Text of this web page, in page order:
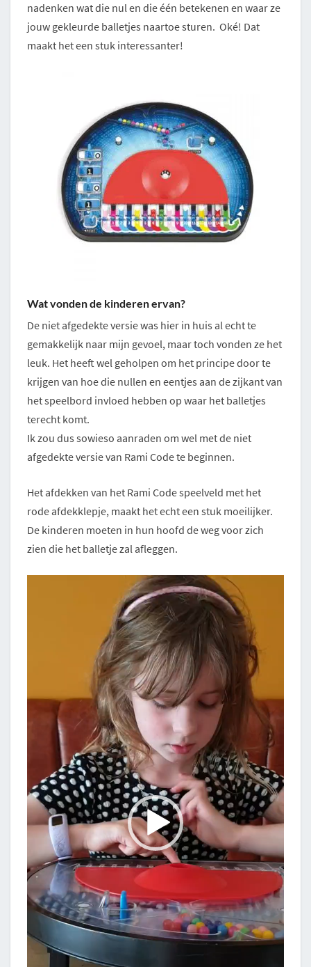
nadenken wat die nul en die één betekenen en waar ze
jouw gekleurde balletjes naartoe sturen. Oké! Dat
maakt het een stuk interessanter!
Wat vonden de kinderen ervan?
De niet afgedekte versie was hier in huis al echt te
gemakkelijk naar mijn gevoel, maar toch vonden ze het
leuk. Het heeft wel geholpen om het principe door te
krijgen van hoe die nullen en eentjes aan de zijkant van
het speelbord invloed hebben op waar het balletjes
terecht komt.
Ik zou dus sowieso aanraden om wel met de niet
afgedekte versie van Rami Code te beginnen.
Het afdekken van het Rami Code speelveld met het
rode afdekklepje, maakt het echt een stuk moeilijker.
De kinderen moeten in hun hoofd de weg voor zich
zien die het balletje zal afleggen.